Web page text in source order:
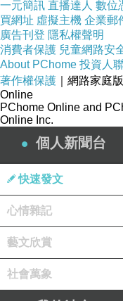
一元簡訊 直播達人 數位
買網址 虛擬主機 企業郵
廣告刊登 隱私權聲明
消費者保護 兒童網路安
About PChome 投資人
著作權保護 ｜網路家庭
Online
PChome Online and
Online Inc.
個人新聞台
快速發文
心情雜記
藝文欣賞
社會萬象